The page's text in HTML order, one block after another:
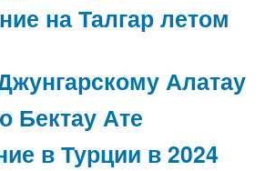
на Талгар летом
Алатау
Бектау Ате
в Турции в 2024